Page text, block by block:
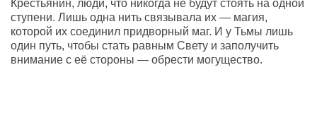
Крестьянин, люди, что никогда не будут стоять на одной
ступени. Лишь одна нить связывала их — магия,
которой их соединил придворный маг. И у Тьмы лишь
один путь, чтобы стать равным Свету и заполучить
внимание с её стороны — обрести могущество.